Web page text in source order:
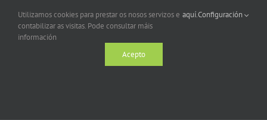
Utilizamos cookies para prestar os nosos servizos e
contabilizar as visitas. Pode consultar máis
información
aquí.Configuración
Acepto